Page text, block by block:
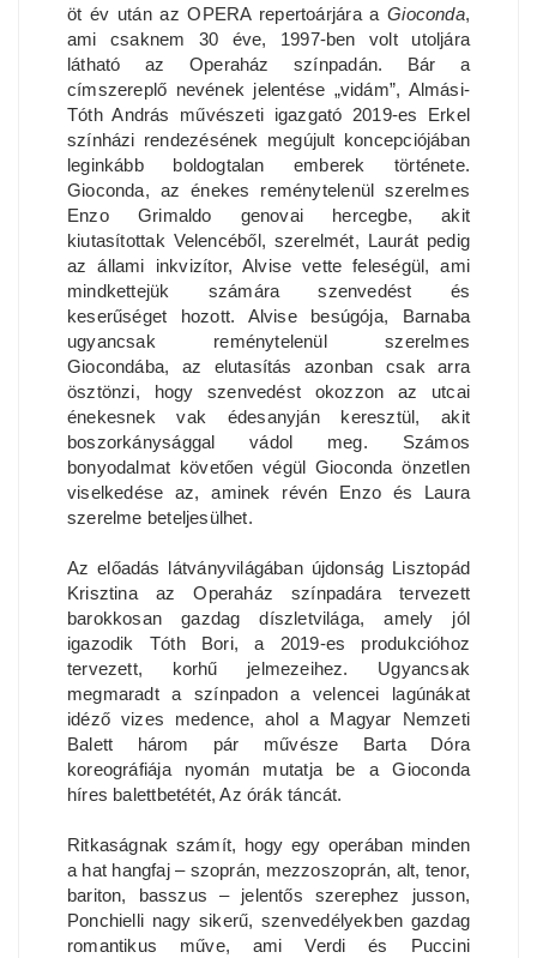
öt év után az OPERA repertoárjára aGioconda,
ami csaknem 30 éve, 1997-ben volt utoljára
látható az Operaház színpadán. Bár a
címszereplő nevének jelentése „vidám”, Almási-
Tóth András művészeti igazgató 2019-es Erkel
színházi rendezésének megújult koncepciójában
leginkább boldogtalan emberek története.
Gioconda, az énekes reménytelenül szerelmes
Enzo Grimaldo genovai hercegbe, akit
kiutasítottak Velencéből, szerelmét, Laurát pedig
az állami inkvizítor, Alvise vette feleségül, ami
mindkettejük számára szenvedést és
keserűséget hozott. Alvise besúgója, Barnaba
ugyancsak reménytelenül szerelmes
Giocondába, az elutasítás azonban csak arra
ösztönzi, hogy szenvedést okozzon az utcai
énekesnek vak édesanyján keresztül, akit
boszorkánysággal vádol meg. Számos
bonyodalmat követően végül Gioconda önzetlen
viselkedése az, aminek révén Enzo és Laura
szerelme beteljesülhet.
Az előadás látványvilágában újdonság Lisztopád
Krisztina az Operaház színpadára tervezett
barokkosan gazdag díszletvilága, amely jól
igazodik Tóth Bori, a 2019-es produkcióhoz
tervezett, korhű jelmezeihez. Ugyancsak
megmaradt a színpadon a velencei lagúnákat
idéző vizes medence, ahol a Magyar Nemzeti
Balett három pár művésze Barta Dóra
koreográfiája nyomán mutatja be a Gioconda
híres balettbetétét, Az órák táncát.
Ritkaságnak számít, hogy egy operában minden
a hat hangfaj – szoprán, mezzoszoprán, alt, tenor,
bariton, basszus – jelentős szerephez jusson,
Ponchielli nagy sikerű, szenvedélyekben gazdag
romantikus műve, ami Verdi és Puccini